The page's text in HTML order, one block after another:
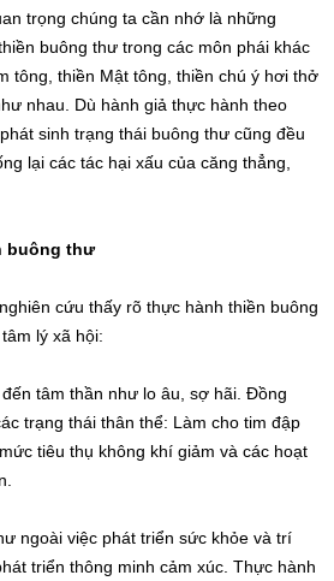
trọng chúng ta cần nhớ là những
buông thư trong các môn phái khác
tông, thiền Mật tông, thiền chú ý hơi thở
nhau. Dù hành giả thực hành theo
sinh trạng thái buông thư cũng đều
lại các tác hại xấu của căng thẳng,
buông thư
cứu thấy rõ thực hành thiền buông
lý xã hội:
tâm thần như lo âu, sợ hãi. Đồng
trạng thái thân thể: Làm cho tim đập
tiêu thụ không khí giảm và các hoạt
ngoài việc phát triển sức khỏe và trí
triển thông minh cảm xúc. Thực hành